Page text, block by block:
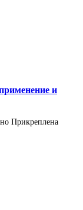
и
Прикреплена